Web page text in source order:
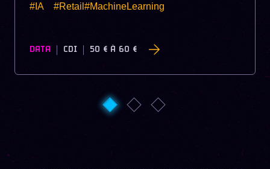
#IA #Retail#MachineLearning
DATA CDI 50 € À 60 €